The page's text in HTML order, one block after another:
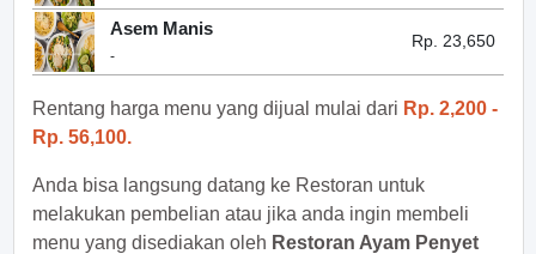
Asem Manis
-
Rp. 23,650
Rentang harga menu yang dijual mulai dari Rp. 2,200 -
Rp. 56,100.
Anda bisa langsung datang ke Restoran untuk
melakukan pembelian atau jika anda ingin membeli
menu yang disediakan oleh Restoran Ayam Penyet